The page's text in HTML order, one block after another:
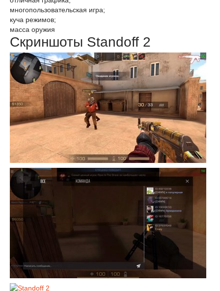
многопользовательская игра;
куча режимов;
масса оружия
Скриншоты Standoff 2